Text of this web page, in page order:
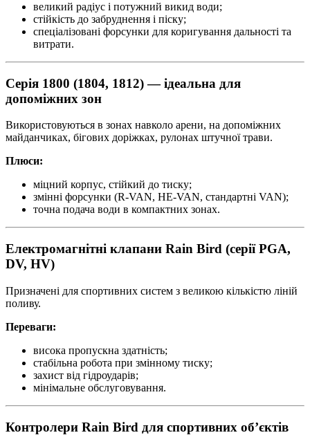
великий радіус і потужний викид води;
стійкість до забруднення і піску;
спеціалізовані форсунки для коригування дальності та
витрати.
Серія 1800 (1804, 1812)— ідеальна для
допоміжних зон
Використовуються в зонах навколо арени, на допоміжних
майданчиках, бігових доріжках, рулонах штучної трави.
Плюси:
міцний корпус, стійкий до тиску;
змінні форсунки (R-VAN, HE-VAN, стандартні VAN);
точна подача води в компактних зонах.
Електромагнітні клапани Rain Bird (серіїPGA,
DV, HV)
Призначені для спортивних систем з великою кількістю ліній
поливу.
Переваги:
висока пропускна здатність;
стабільна робота при змінному тиску;
захист від гідроударів;
мінімальне обслуговування.
Контролери Rain Bird для спортивних об’єктів